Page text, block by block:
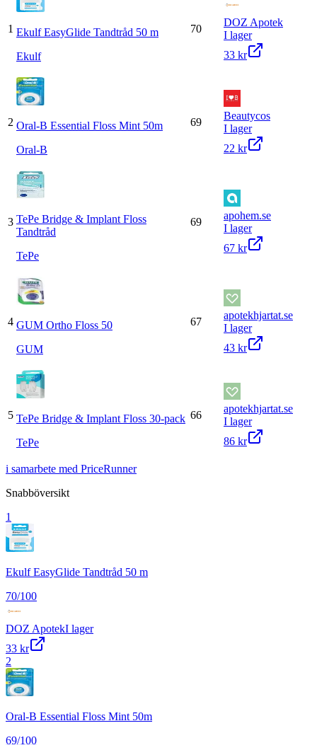
1 Ekulf EasyGlide Tandtråd 50 m
Ekulf
70
DOZ Apotek
I lager
33 kr
2 Oral-B Essential Floss Mint 50m
Oral-B
69
Beautycos
I lager
22 kr
3 TePe Bridge & Implant Floss
Tandtråd
TePe
69
apohem.se
I lager
67 kr
4 GUM Ortho Floss 50
GUM
67
apotekhjartat.se
I lager
43 kr
5 TePe Bridge & Implant Floss 30-pack
TePe
66
apotekhjartat.se
I lager
86 kr
i samarbete med PriceRunner
Snabböversikt
1
Ekulf EasyGlide Tandtråd 50 m
70/100
DOZ ApotekI lager
33 kr
2
Oral-B Essential Floss Mint 50m
69/100